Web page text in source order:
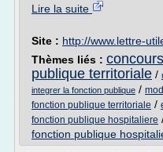
Lire la suite
Site : http://www.lettre-
Thèmes liés :
publique territoriale /
integrer la fonction publique /
fonction publique territoriale /
fonction publique hospitaliere
fonction publique